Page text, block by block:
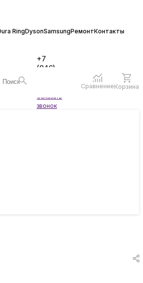
RingDysonSamsungРемонтКонтакты
+7
(846)
Заказать
звонок
СравнениеКорзина